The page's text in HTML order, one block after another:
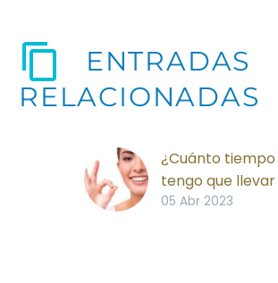
ENTRADAS
RELACIONADAS
¿Cuánto tiempo
tengo que llevar
ortodoncia?
05 Abr 2023